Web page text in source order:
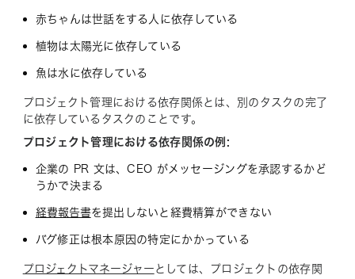
赤ちゃんは世話をする人に依存している
植物は太陽光に依存している
魚は水に依存している
プロジェクト管理における依存関係とは、別のタスクの完了
に依存しているタスクのことです。
プロジェクト管理における依存関係の例:
企業の PR 文は、CEO がメッセージングを承認するかど
うかで決まる
経費報告書を提出しないと経費精算ができない
バグ修正は根本原因の特定にかかっている
プロジェクトマネージャー としては、プロジェクトの依存関